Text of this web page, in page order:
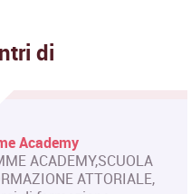
di
Academy
ACADEMY,SCUOLA
ATTORIALE,